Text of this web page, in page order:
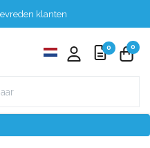
klanten
0 0